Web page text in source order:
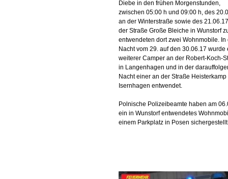
Diebe in den frühen Morgenstunden,
zwischen 05:00 h und 09:00 h, des
an der Winterstraße sowie des
der Straße Große Bleiche in Wunstorf
entwendeten dort zwei Wohnmobile. In
Nacht vom 29. auf den 30.06.17 wurde
weiterer Camper an der Robert-Koch-
in Langenhagen und in der
Nacht einer an der Straße Heisterkamp
Isernhagen entwendet.
Polnische Polizeibeamte haben am
ein in Wunstorf entwendetes
einem Parkplatz in Posen